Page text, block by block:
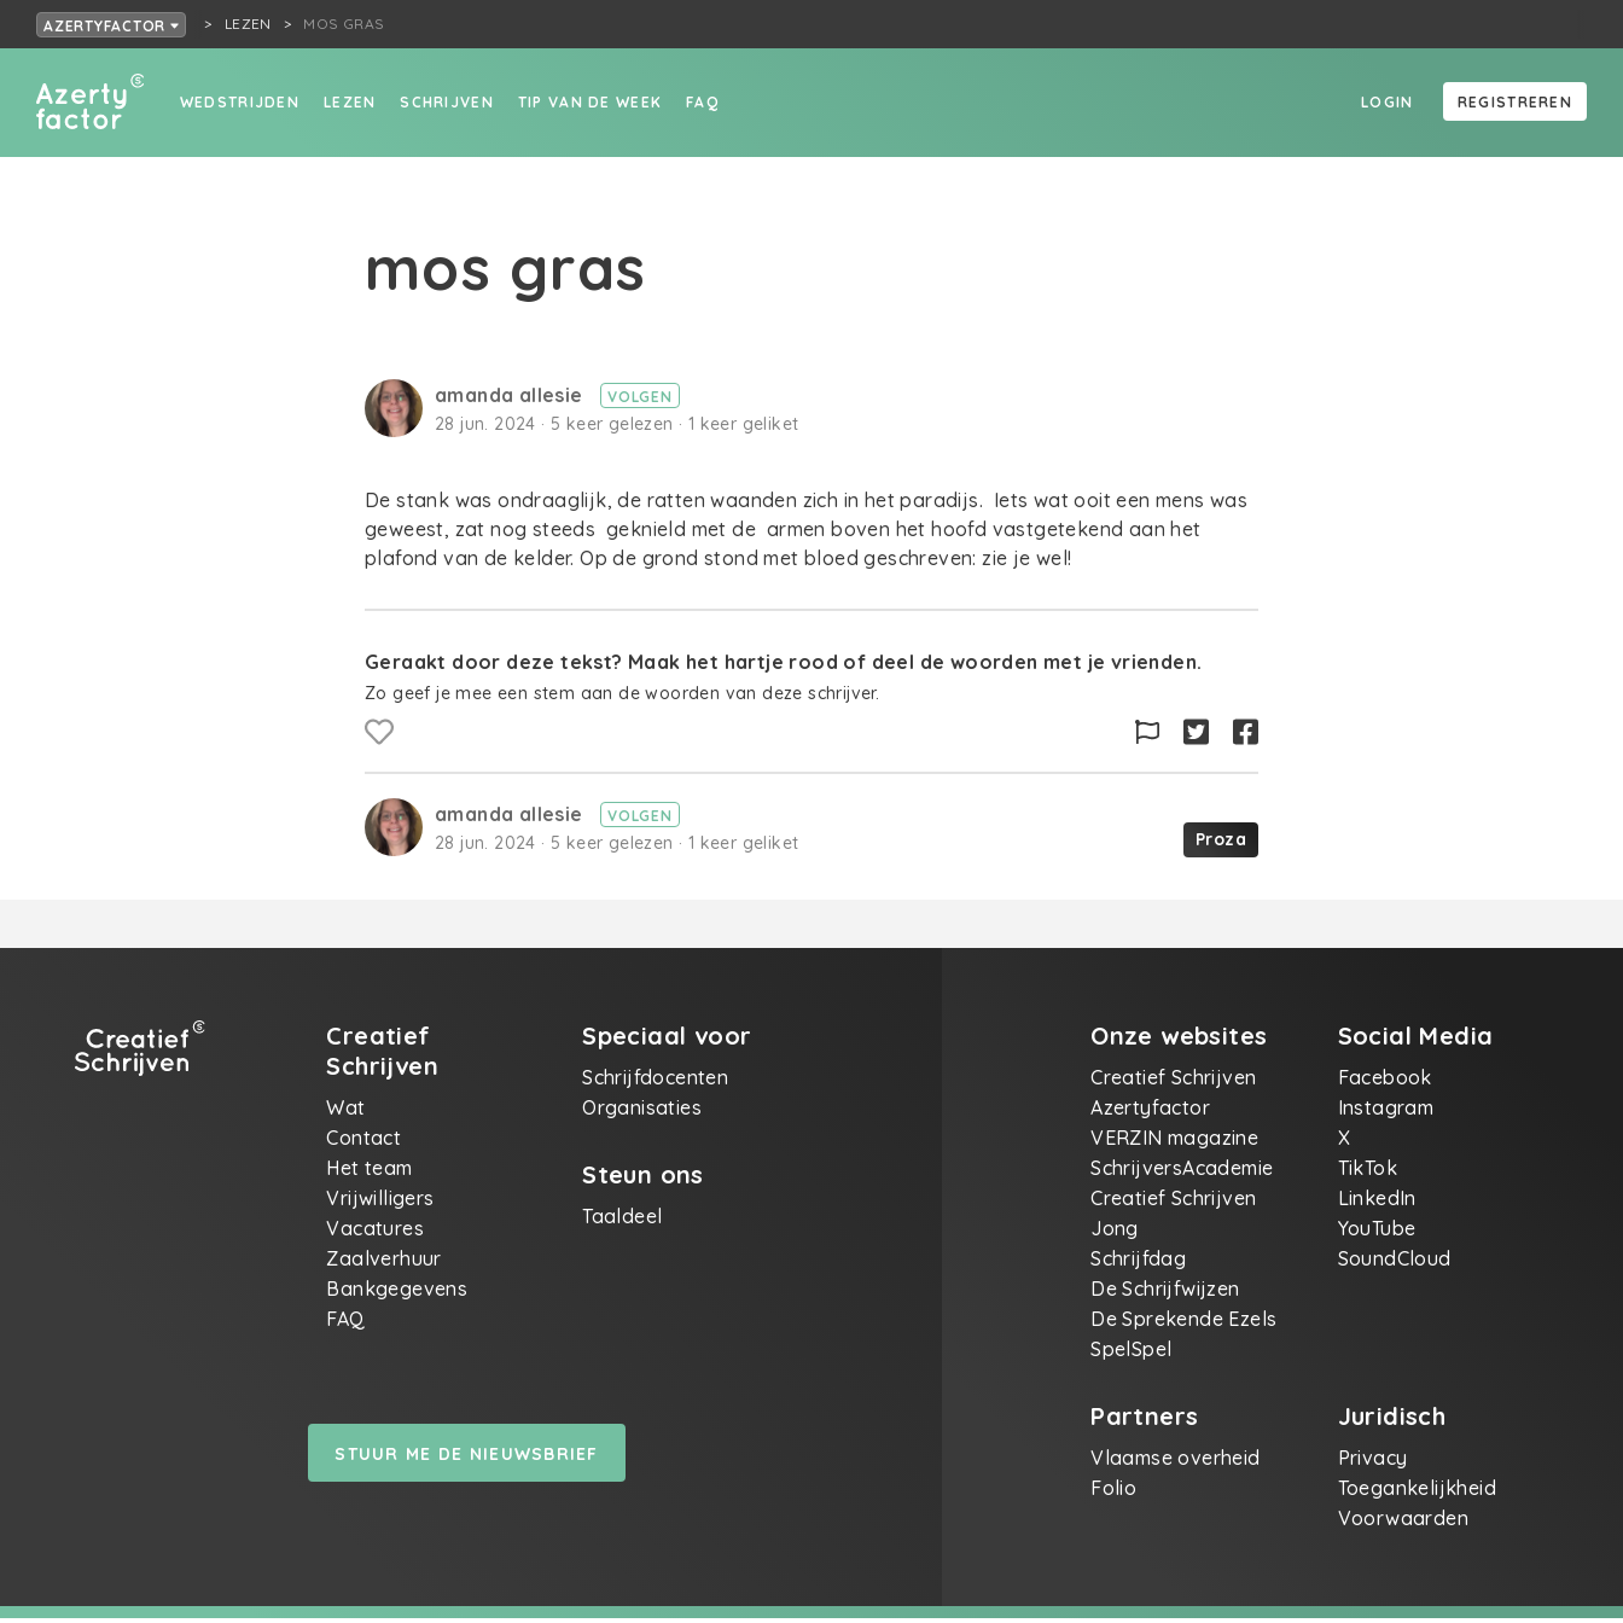
AZERTYFACTOR LEZEN MOS GRAS
WEDSTRIJDEN LEZEN SCHRIJVEN TIP VAN DE WEEK FAQ LOGIN REGISTREREN
mos gras
amanda allesie VOLGEN
28 jun. 2024 · 5 keer gelezen · 1 keer geliket
De stank was ondraaglijk, de ratten waanden zich in het paradijs. Iets wat ooit een mens was
geweest, zat nog steeds geknield met de armen boven het hoofd vastgetekend aan het
plafond van de kelder. Op de grond stond met bloed geschreven: zie je wel!
Geraakt door deze tekst? Maak het hartje rood of deel de woorden met je vrienden.
Zo geef je mee een stem aan de woorden van deze schrijver.
amanda allesie VOLGEN
28 jun. 2024 · 5 keer gelezen · 1 keer geliket Proza
Creatief
Schrijven
Wat
Contact
Het team
Vrijwilligers
Vacatures
Zaalverhuur
Bankgegevens
FAQ
Speciaal voor
Schrijfdocenten
Organisaties
Steun ons
Taaldeel
STUUR ME DE NIEUWSBRIEF
Onze websites
Creatief Schrijven
Azertyfactor
VERZIN magazine
SchrijversAcademie
Creatief Schrijven
Jong
Schrijfdag
De Schrijfwijzen
De Sprekende Ezels
SpelSpel
Social Media
Facebook
Instagram
X
TikTok
LinkedIn
YouTube
SoundCloud
Partners
Vlaamse overheid
Folio
Juridisch
Privacy
Toegankelijkheid
Voorwaarden